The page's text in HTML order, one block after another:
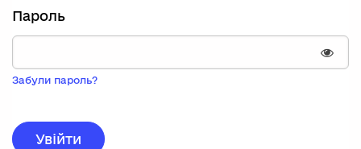
вас
немає
запису,
натисніть
реєстрації.
Пароль
Забули пароль?
Увійти